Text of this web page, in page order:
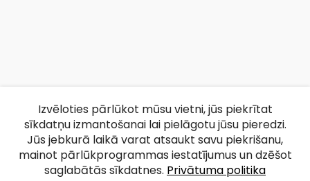
Izvēloties pārlūkot mūsu vietni, jūs piekrītat
sīkdatņu izmantošanai lai pielāgotu jūsu pieredzi.
Jūs jebkurā laikā varat atsaukt savu piekrišanu,
mainot pārlūkprogrammas iestatījumus un dzēšot
saglabātās sīkdatnes. Privātuma politika